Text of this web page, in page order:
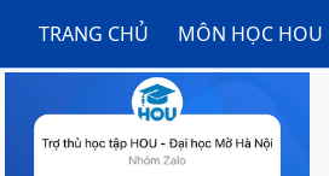
TRANG CHỦ MÔN HỌC HOU